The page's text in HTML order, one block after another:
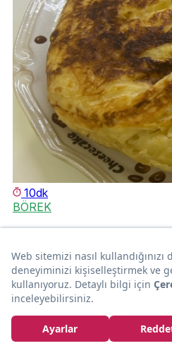
10dk
BÖREK
Damla Şimşek Akbaş